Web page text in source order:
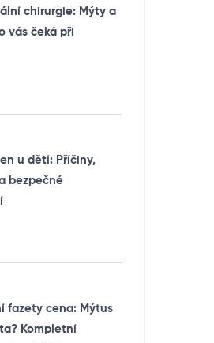
chirurgie: Mýty a
vás čeká při
u dětí: Příčiny,
bezpečné
fazety cena: Mýtus
Kompletní